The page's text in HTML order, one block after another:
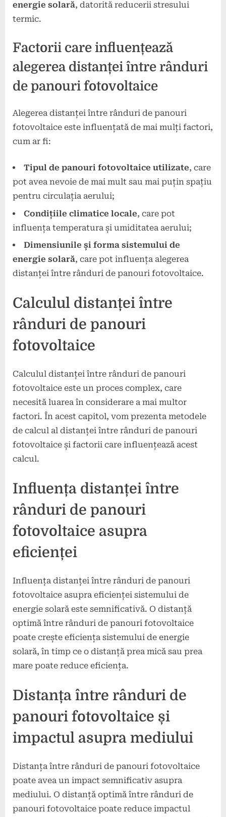
energie solară, datorită reducerii stresului
termic.
Factorii care influențează
alegerea distanței între rânduri
de panouri fotovoltaice
Alegerea distanței între rânduri de panouri
fotovoltaice este influențată de mai mulți factori,
cum ar fi:
Tipul de panouri fotovoltaice utilizate, care
pot avea nevoie de mai mult sau mai puțin spațiu
pentru circulația aerului;
Condițiile climatice locale, care pot
influența temperatura și umiditatea aerului;
Dimensiunile și forma sistemului de
energie solară, care pot influența alegerea
distanței între rânduri de panouri fotovoltaice.
Calculul distanței între
rânduri de panouri
fotovoltaice
Calculul distanței între rânduri de panouri
fotovoltaice este un proces complex, care
necesită luarea în considerare a mai multor
factori. În acest capitol, vom prezenta metodele
de calcul al distanței între rânduri de panouri
fotovoltaice și factorii care influențează acest
calcul.
Influența distanței între
rânduri de panouri
fotovoltaice asupra
eficienței
Influența distanței între rânduri de panouri
fotovoltaice asupra eficienței sistemului de
energie solară este semnificativă. O distanță
optimă între rânduri de panouri fotovoltaice
poate crește eficiența sistemului de energie
solară, în timp ce o distanță prea mică sau prea
mare poate reduce eficiența.
Distanța între rânduri de
panouri fotovoltaice și
impactul asupra mediului
Distanța între rânduri de panouri fotovoltaice
poate avea un impact semnificativ asupra
mediului. O distanță optimă între rânduri de
panouri fotovoltaice poate reduce impactul